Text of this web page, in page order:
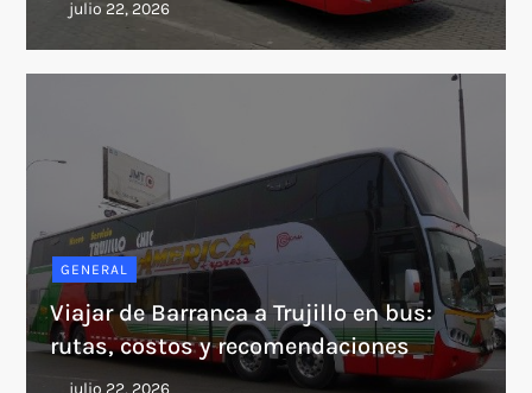
GENERAL
Viajar de Barranca a Trujillo en bus:
rutas, costos y recomendaciones